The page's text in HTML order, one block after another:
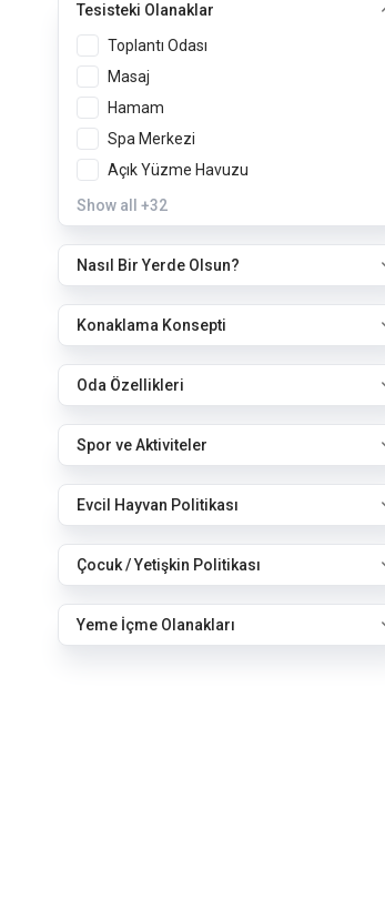
Tesisteki Olanaklar
Toplantı Odası
Masaj
Hamam
Spa Merkezi
Açık Yüzme Havuzu
Show all +32
Nasıl Bir Yerde Olsun?
Konaklama Konsepti
Oda Özellikleri
Spor ve Aktiviteler
Evcil Hayvan Politikası
Çocuk / Yetişkin Politikası
Yeme İçme Olanakları